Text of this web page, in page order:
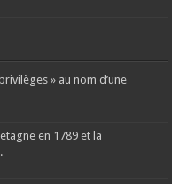
» au nom d’une
en 1789 et la